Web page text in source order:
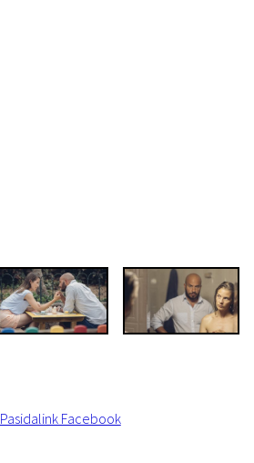
Pasidalink Facebook